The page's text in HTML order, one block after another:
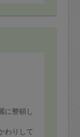
に整頓し
わりして